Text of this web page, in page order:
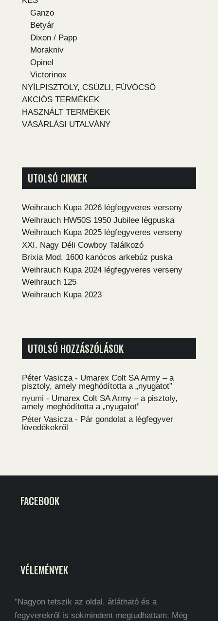
Ganzo
Betyár
Dixon / Papp
Morakniv
Opinel
Victorinox
NYÍLPISZTOLY, CSÚZLI, FÚVÓCSŐ
AKCIÓS TERMÉKEK
HASZNÁLT TERMÉKEK
VÁSÁRLÁSI UTALVÁNY
UTOLSÓ CIKKEK
Weihrauch Kupa 2026 légfegyveres verseny
Weihrauch HW50S 1950 Jubilee légpuska
Weihrauch Kupa 2025 légfegyveres verseny
XXI. Nagy Déli Cowboy Találkozó
Brixia Mod. 1600 kanócos arkebúz puska
Weihrauch Kupa 2024 légfegyveres verseny
Weihrauch 125
Weihrauch Kupa 2023
UTOLSÓ HOZZÁSZÓLÁSOK
Péter Vasicza - Umarex Colt SA Army – a
pisztoly, amely meghódította a „nyugatot”
nyumi - Umarex Colt SA Army – a pisztoly,
amely meghódította a „nyugatot”
Péter Vasicza - Pár gondolat a légfegyver
lövedékekről
FACEBOOK
VÉLEMÉNYEK
"Nagyon tetszik az oldal, átlátható és a
fegyverekről is sokmindent megtudhattam. Még